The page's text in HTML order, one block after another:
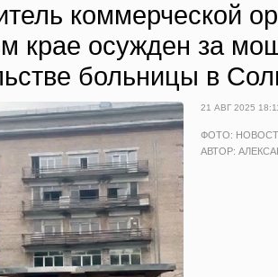
коммерческой
крае осужден за
больницы в
21 АВГ 2025
ФОТО:
АВТОР: